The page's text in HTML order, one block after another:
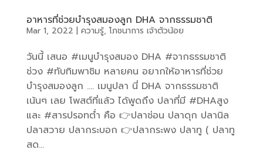
อาหารที่ช่วยบำรุงสมองลูก DHA จากธรรมชาติ
Mar 1, 2022 | ความรู้, โภชนาการ เจ้าตัวน้อย
วันนี้ เสนอ #เมนูบำรุงสมอง DHA #จากธรรมชาติ
ช่วง #ทับทิมพาชิม หลายคน อยากให้อาหารที่ช่วย
บำรุงสมองลูก …. เมนูปลา นี่ DHA จากธรรมชาติ
เน้นๆ เลย โพสต์ที่แล้ว ได้พูดถึง ปลาที่มี #DHAสูง
และ #สารปรอทต่ำ คือ 👉ปลาช่อน ปลาดุก ปลานิล
ปลาสวาย ปลากระบอก 👉ปลากระพง ปลาทู ( ปลาทู
สด...